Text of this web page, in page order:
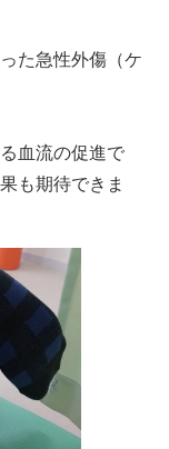
た急性外傷（ケ
血流の促進で
も期待できま